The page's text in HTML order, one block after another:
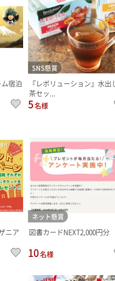
宿泊
SNS懸賞
『レボリューション』水出
茶セッ...
5名様
ニア
ネット懸賞
図書カードNEXT2,000円分
10名様